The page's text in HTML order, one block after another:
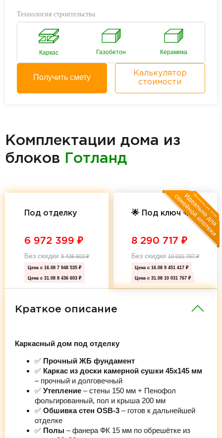
Технология строительства
Каркас Газобетон Керамика
Получить смету
Калькулятор
стоимости
Комплектации дома из
блоков Готланд
Под отделку
6 972 399 ₽
Без скидки 8 436 603₽
Цена с 16.08 7 948 535 ₽
Цена с 31.08 8 436 603 ₽
🌟 Под ключ 🌟
8 290 717 ₽
Без скидки 10 031 767₽
Цена с 16.08 9 451 417 ₽
Цена с 31.08 10 031 767 ₽
Краткое описание
Каркасный дом под отделку
✅ Прочный ЖБ фундамент
✅ Каркас из доски камерной сушки 45х145 мм
– прочный и долговечный
✅ Утепление – стены 150 мм + Пенофол
фольгированный, пол и крыша 200 мм
✅ Обшивка стен OSB-3 – готов к дальнейшей
отделке
✅ Полы – фанера ФК 15 мм по обрешётке из